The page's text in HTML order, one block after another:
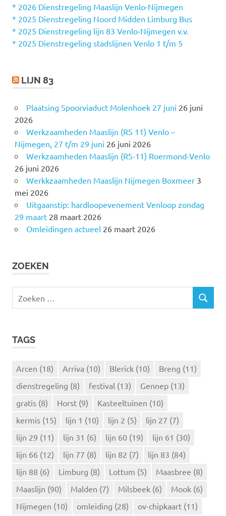
n
a
a
r
* 2026 Dienstregeling Maaslijn Venlo-Nijmegen
* 2025 Dienstregeling Noord Midden Limburg Bus
* 2025 Dienstregeling lijn 83 Venlo-Nijmegen v.v.
* 2025 Dienstregeling stadslijnen Venlo 1 t/m 5
LIJN 83
Plaatsing Spoorviaduct Molenhoek 27 juni 26 juni
2026
Werkzaamheden Maaslijn (RS 11) Venlo –
Nijmegen, 27 t/m 29 juni 26 juni 2026
Werkzaamheden Maaslijn (RS-11) Roermond-Venlo
26 juni 2026
Werkkzaamheden Maaslijn Nijmegen Boxmeer 3
mei 2026
Uitgaanstip: hardloopevenement Venloop zondag
29 maart 28 maart 2026
Omleidingen actueel 26 maart 2026
ZOEKEN
e
Z
TAGS
Arcen (18) Arriva (10) Blerick (10) Breng (11)
dienstregeling (8) festival (13) Gennep (13)
gratis (8) Horst (9) Kasteeltuinen (10)
kermis (15) lijn 1 (10) lijn 2 (5) lijn 27 (7)
lijn 29 (11) lijn 31 (6) lijn 60 (19) lijn 61 (30)
lijn 66 (12) lijn 77 (8) lijn 82 (7) lijn 83 (84)
lijn 88 (6) Limburg (8) Lottum (5) Maasbree (8)
Maaslijn (90) Malden (7) Milsbeek (6) Mook (6)
Nijmegen (10) omleiding (28) ov-chipkaart (11)